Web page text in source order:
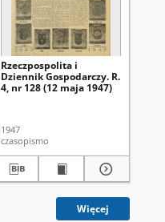
Rzeczpospolita i
Dziennik Gospodarczy. R.
4, nr 128 (12 maja 1947)
1947
czasopismo
Więcej